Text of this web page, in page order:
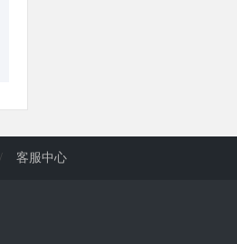
/ 客服中心